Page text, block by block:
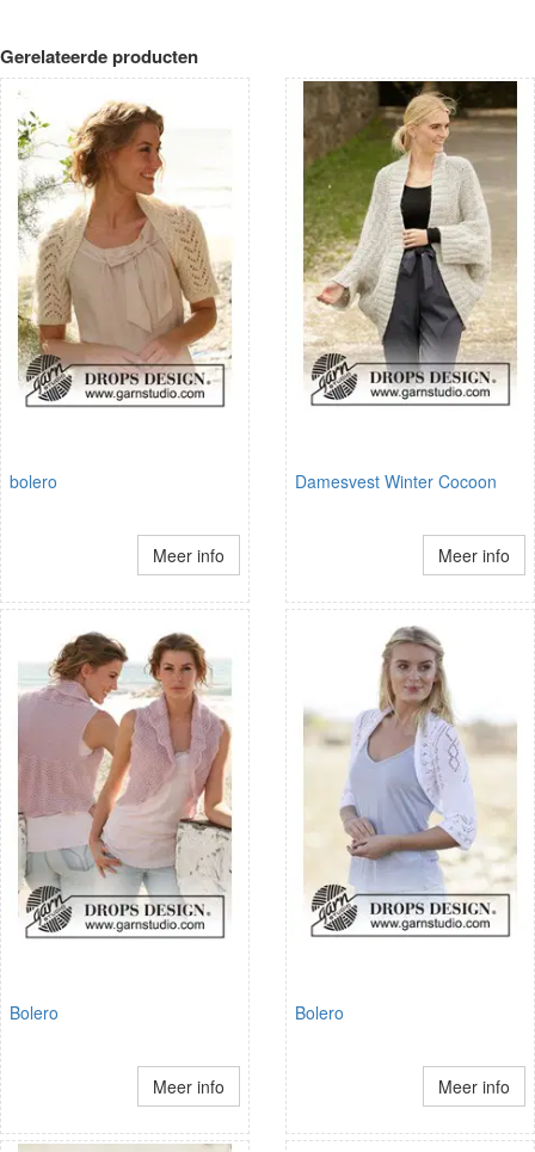
Gerelateerde producten
bolero
Meer info
Damesvest Winter Cocoon
Meer info
Bolero
Meer info
Bolero
Meer info